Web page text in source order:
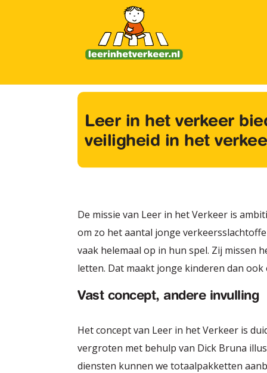
Leer in het verkeer
veiligheid in het
De missie van Leer in het Verkeer is
om zo het aantal jonge
vaak helemaal op in hun spel. Zij missen
letten. Dat maakt jonge kinderen dan
Vast concept, andere invulling
Het concept van Leer in het Verkeer is
vergroten met behulp van Dick Bruna
diensten kunnen we totaalpakketten